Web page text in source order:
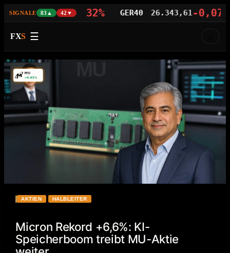
SIGNALE 83▲ 42▼
29.692,20-0,32% GER40 26.343,61-0,07%
FXS ☰
AKTIEN HALBLEITER
Micron Rekord +6,6%: KI-
Speicherboom treibt MU-Aktie